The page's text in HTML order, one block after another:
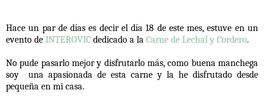
Hace un par de días es decir el día 18 de este mes, estuve en un
evento de INTEROVIC dedicado a la Carne de Lechal y Cordero.
No pude pasarlo mejor y disfrutarlo más, como buena manchega
soy
una apasionada de esta carne y la he disfrutado desde
pequeña en mi casa.